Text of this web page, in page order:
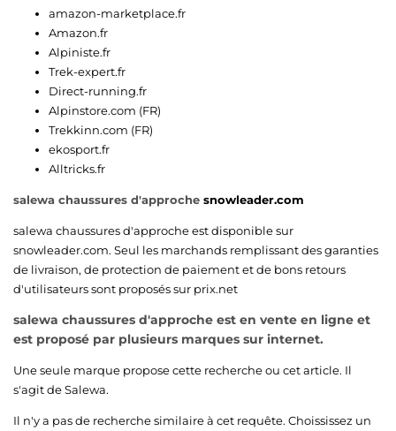
amazon-marketplace.fr
Amazon.fr
Alpiniste.fr
Trek-expert.fr
Direct-running.fr
Alpinstore.com (FR)
Trekkinn.com (FR)
ekosport.fr
Alltricks.fr
salewa chaussures d'approche snowleader.com
salewa chaussures d'approche est disponible sur
snowleader.com. Seul les marchands remplissant des garanties
de livraison, de protection de paiement et de bons retours
d'utilisateurs sont proposés sur prix.net
salewa chaussures d'approche est en vente en ligne et
est proposé par plusieurs marques sur internet.
Une seule marque propose cette recherche ou cet article. Il
s'agit deSalewa.
Il n'y a pas de recherche similaire à cet requête. Choississez un